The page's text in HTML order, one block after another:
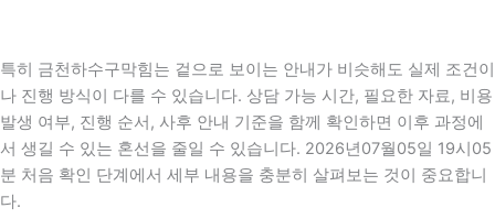
특히 금천하수구막힘는 겉으로 보이는 안내가 비슷해도 실제 조건이
나 진행 방식이 다를 수 있습니다. 상담 가능 시간, 필요한 자료, 비용
발생 여부, 진행 순서, 사후 안내 기준을 함께 확인하면 이후 과정에
서 생길 수 있는 혼선을 줄일 수 있습니다. 2026년07월05일 19시05
분 처음 확인 단계에서 세부 내용을 충분히 살펴보는 것이 중요합니
다.